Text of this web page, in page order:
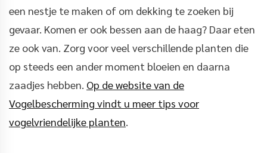
een nestje te maken of om dekking te zoeken bij
gevaar. Komen er ook bessen aan de haag? Daar eten
ze ook van. Zorg voor veel verschillende planten die
op steeds een ander moment bloeien en daarna
zaadjes hebben. Op de website van de
Vogelbescherming vindt u meer tips voor
vogelvriendelijke planten.